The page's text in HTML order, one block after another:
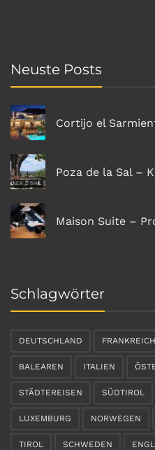
Neuste Posts
Cortijo el
Poza de la Sal –
Maison Suite –
Schlagwörter
DEUTSCHLAND FRANKREICH
BALEAREN ITALIEN
STÄDTEREISEN SÜDTIROL
LUXEMBURG NORWEGEN
TIROL SCHWEDEN